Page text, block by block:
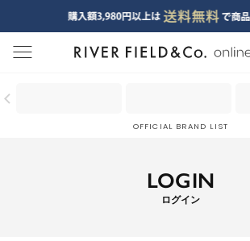
menu
OFFICIAL BRAND LIST
LOGIN
ログイン